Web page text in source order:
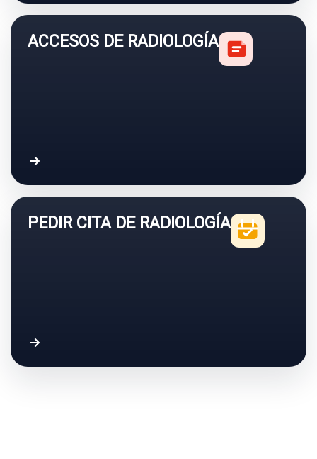
ACCESOS DE RADIOLOGÍA
PEDIR CITA DE RADIOLOGÍA